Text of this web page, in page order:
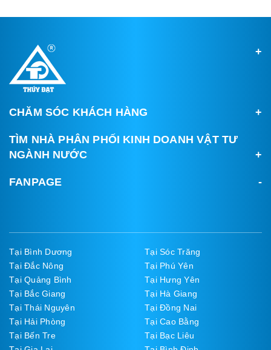
CHĂM SÓC KHÁCH HÀNG
TÌM NHÀ PHÂN PHỐI KINH DOANH VẬT TƯ
NGÀNH NƯỚC
FANPAGE
Tại Bình Dương
Tại Sóc Trăng
Tại Đắc Nông
Tại Phú Yên
Tại Quảng Bình
Tại Hưng Yên
Tại Bắc Giang
Tại Hà Giang
Tại Thái Nguyên
Tại Đồng Nai
Tại Hải Phòng
Tại Cao Bằng
Tại Bến Tre
Tại Bạc Liêu